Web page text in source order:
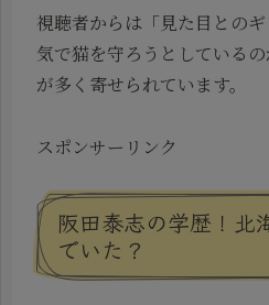
視聴者からは「見た目との
気で猫を守ろうとしている
が多く寄せられています。
スポンサーリンク
阪田泰志の学歴！北
でいた？